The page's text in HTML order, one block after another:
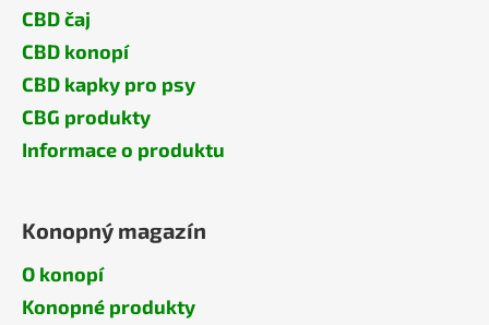
CBD čaj
CBD konopí
CBD kapky pro psy
CBG produkty
Informace o produktu
Konopný magazín
O konopí
Konopné produkty